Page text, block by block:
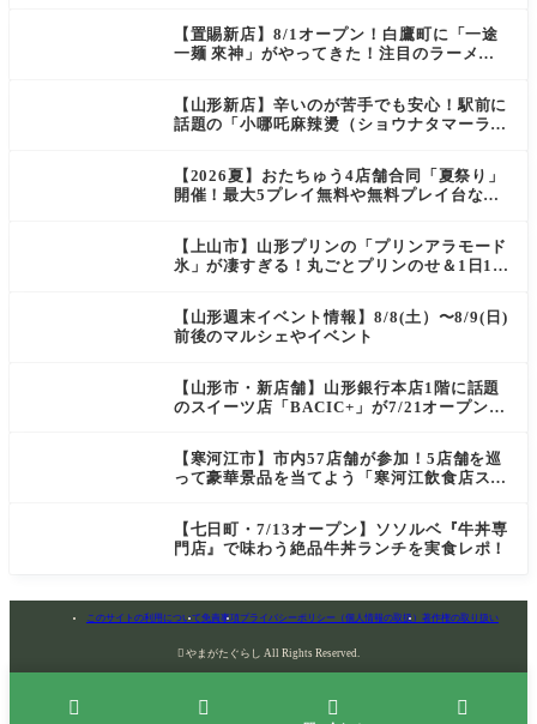
【置賜新店】8/1オープン！白鷹町に「一途
一麺 來神」がやってきた！注目のラーメン
【山形新店】辛いのが苦手でも安心！駅前に
話題の「小哪吒麻辣燙（ショウナタマーラー
【2026夏】おたちゅう4店舗合同「夏祭り」
開催！最大5プレイ無料や無料プレイ台など
田）
【上山市】山形プリンの「プリンアラモード
氷」が凄すぎる！丸ごとプリンのせ＆1日10
【山形週末イベント情報】8/8(土）〜8/9(日)
前後のマルシェやイベント
【山形市・新店舗】山形銀行本店1階に話題
のスイーツ店「BACIC+」が7/21オープン！
【寒河江市】市内57店舗が参加！5店舗を巡
って豪華景品を当てよう「寒河江飲食店スタ
【七日町・7/13オープン】ソソルベ『牛丼専
門店』で味わう絶品牛丼ランチを実食レポ！
このサイトの利用について免責事項プライバシーポリシー（個人情報の取扱） 著作権の取り扱い
 やまがたぐらし All Rights Reserved.
   